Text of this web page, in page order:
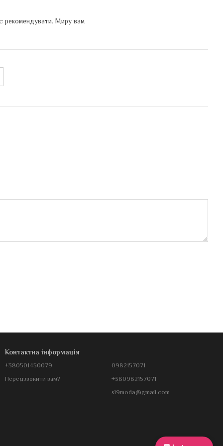
рекомендувати. Миру вам
Контактна інформація
+380501450079
Передзвонити вам?
0982157071
+380982157071
sl9moda@gmail.com